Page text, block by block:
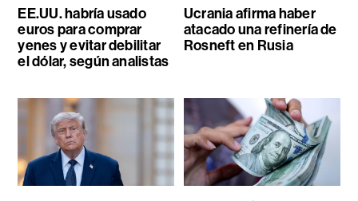
EE.UU. habría usado
euros para comprar
yenes y evitar debilitar
el dólar, según analistas
Ucrania afirma haber
atacado una refinería de
Rosneft en Rusia